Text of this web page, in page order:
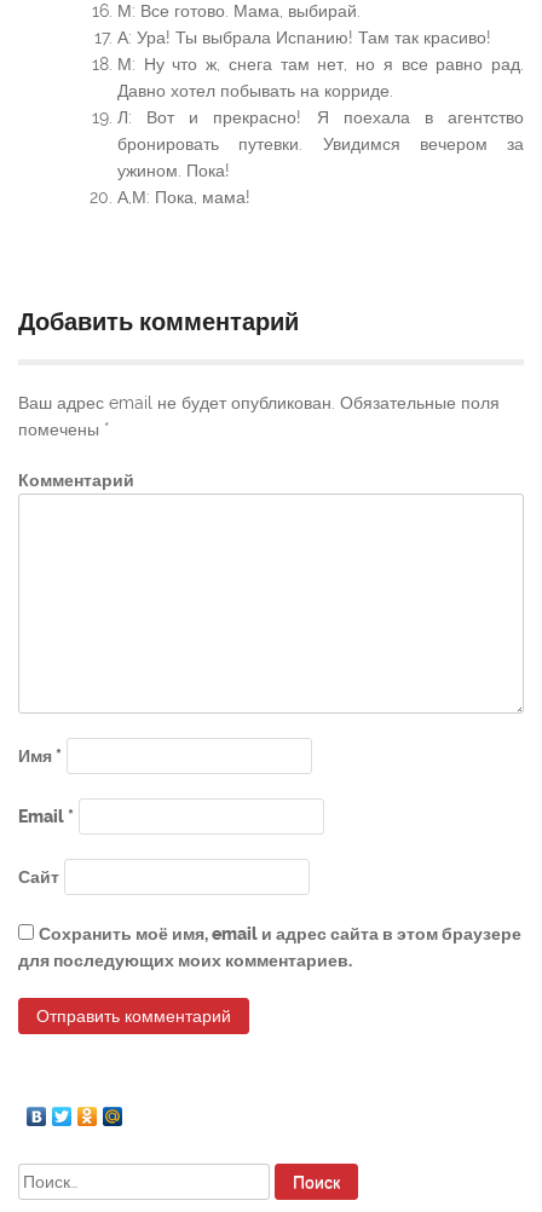
М: Все готово. Мама, выбирай.
А: Ура! Ты выбрала Испанию! Там так красиво!
М: Ну что ж, снега там нет, но я все равно рад.
Давно хотел побывать на корриде.
Л: Вот и прекрасно! Я поехала в агентство
бронировать путевки. Увидимся вечером за
ужином. Пока!
А,М: Пока, мама!
Добавить комментарий
Ваш адрес email не будет опубликован. Обязательные поля
помечены *
Комментарий
Имя*
Email*
Сайт
Сохранить моё имя, email и адрес сайта в этом браузере
для последующих моих комментариев.
Найти: